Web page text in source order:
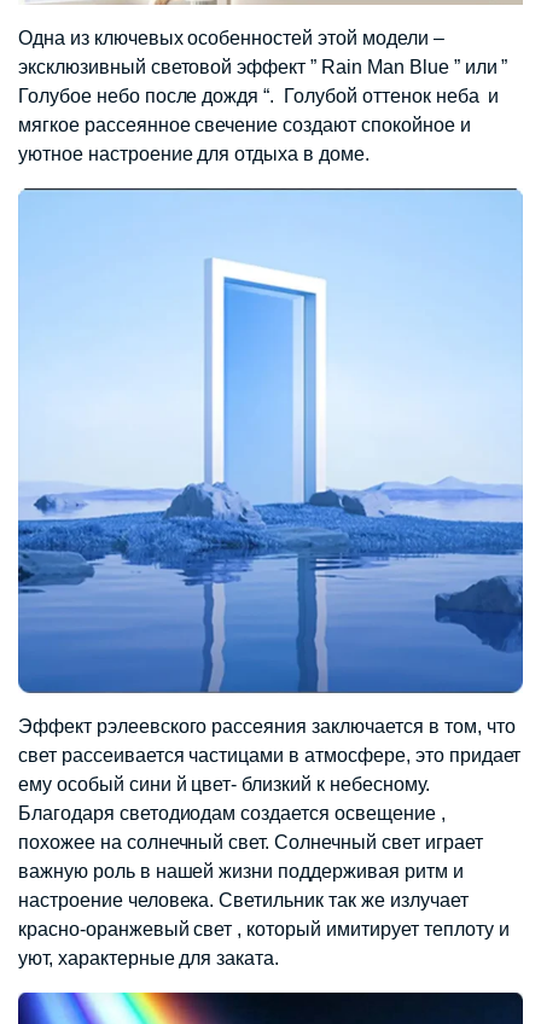
Одна из ключевых особенностей этой модели –
эксклюзивный световой эффект ” Rain Man Blue ” или ”
Голубое небо после дождя “. Голубой оттенок неба и
мягкое рассеянное свечение создают спокойное и
уютное настроение для отдыха в доме.
Эффект рэлеевского рассеяния заключается в том, что
свет рассеивается частицами в атмосфере, это придает
ему особый сини й цвет- близкий к небесному.
Благодаря светодиодам создается освещение ,
похожее на солнечный свет. Солнечный свет играет
важную роль в нашей жизни поддерживая ритм и
настроение человека. Светильник так же излучает
красно-оранжевый свет , который имитирует теплоту и
уют, характерные для заката.